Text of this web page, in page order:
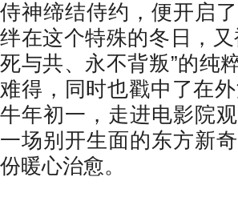
侍神缔结侍约，便开启
绊在这个特殊的冬日，
死与共、永不背叛”的纯
难得，同时也戳中了在
牛年初一，走进电影院
一场别开生面的东方新
份暖心治愈。